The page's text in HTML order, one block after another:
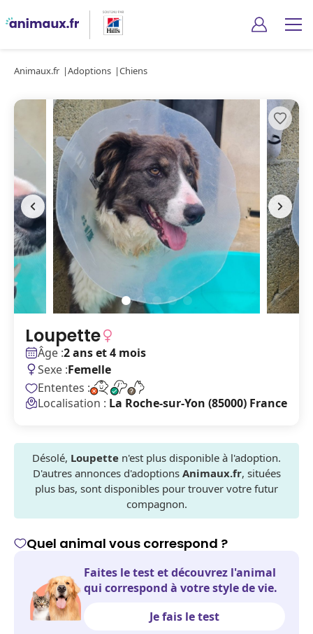
Animaux.fr Adoptions Chiens
Loupette
Âge :2 ans et 4 mois
Sexe :Femelle
Ententes :
Localisation : La Roche-sur-Yon (85000) France
Désolé, Loupette n'est plus disponible à l'adoption.
D'autres annonces d'adoptions Animaux.fr, situées
plus bas, sont disponibles pour trouver votre futur
compagnon.
Quel animal vous correspond ?
Faites le test et découvrez l'animal
qui correspond à votre style de vie.
Je fais le test